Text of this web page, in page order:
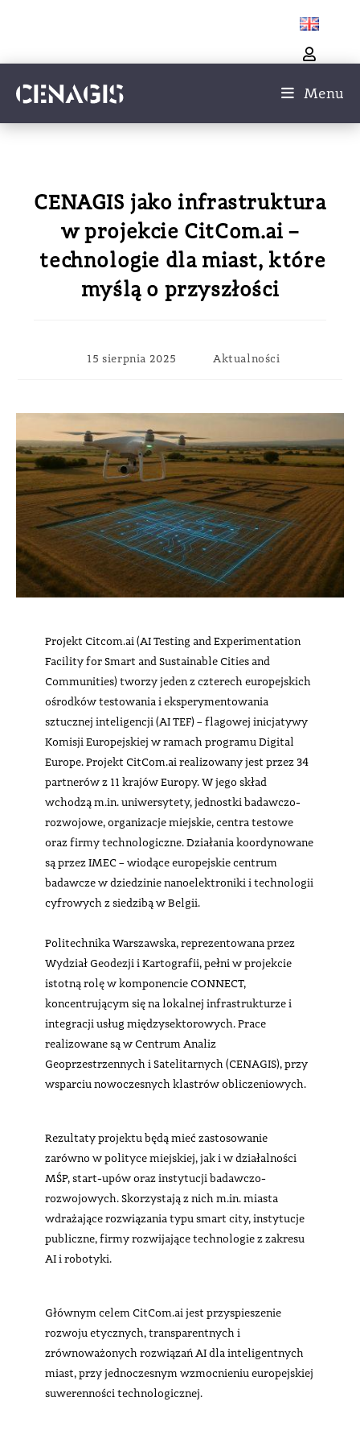
Menu
CENAGIS jako infrastruktura
w projekcie CitCom.ai –
technologie dla miast, które
myślą o przyszłości
15 sierpnia 2025 Aktualności
Projekt Citcom.ai (AI Testing and Experimentation
Facility for Smart and Sustainable Cities and
Communities) tworzy jeden z czterech europejskich
ośrodków testowania i eksperymentowania
sztucznej inteligencji (AI TEF) – flagowej inicjatywy
Komisji Europejskiej w ramach programu Digital
Europe. Projekt CitCom.ai realizowany jest przez 34
partnerów z 11 krajów Europy. W jego skład
wchodzą m.in. uniwersytety, jednostki badawczo-
rozwojowe, organizacje miejskie, centra testowe
oraz firmy technologiczne. Działania koordynowane
są przez IMEC – wiodące europejskie centrum
badawcze w dziedzinie nanoelektroniki i technologii
cyfrowych z siedzibą w Belgii.
Politechnika Warszawska, reprezentowana przez
Wydział Geodezji i Kartografii, pełni w projekcie
istotną rolę w komponencie CONNECT,
koncentrującym się na lokalnej infrastrukturze i
integracji usług międzysektorowych. Prace
realizowane są w Centrum Analiz
Geoprzestrzennych i Satelitarnych (CENAGIS), przy
wsparciu nowoczesnych klastrów obliczeniowych.
Rezultaty projektu będą mieć zastosowanie
zarówno w polityce miejskiej, jak i w działalności
MŚP, start-upów oraz instytucji badawczo-
rozwojowych. Skorzystają z nich m.in. miasta
wdrażające rozwiązania typu smart city, instytucje
publiczne, firmy rozwijające technologie z zakresu
AI i robotyki.
Głównym celem CitCom.ai jest przyspieszenie
rozwoju etycznych, transparentnych i
zrównoważonych rozwiązań AI dla inteligentnych
miast, przy jednoczesnym wzmocnieniu europejskiej
suwerenności technologicznej.